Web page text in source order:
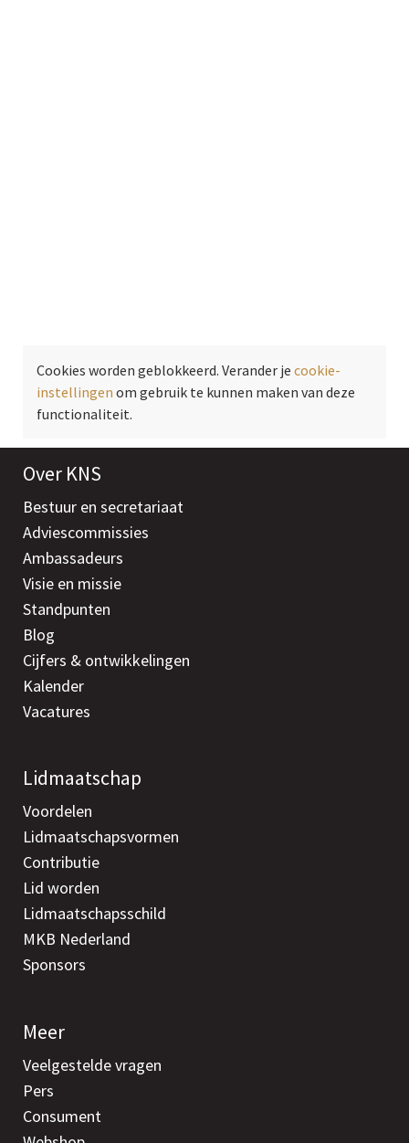
Cookies worden geblokkeerd. Verander je cookie-
instellingen om gebruik te kunnen maken van deze
functionaliteit.
Over KNS
Bestuur en secretariaat
Adviescommissies
Ambassadeurs
Visie en missie
Standpunten
Blog
Cijfers & ontwikkelingen
Kalender
Vacatures
Lidmaatschap
Voordelen
Lidmaatschapsvormen
Contributie
Lid worden
Lidmaatschapsschild
MKB Nederland
Sponsors
Meer
Veelgestelde vragen
Pers
Consument